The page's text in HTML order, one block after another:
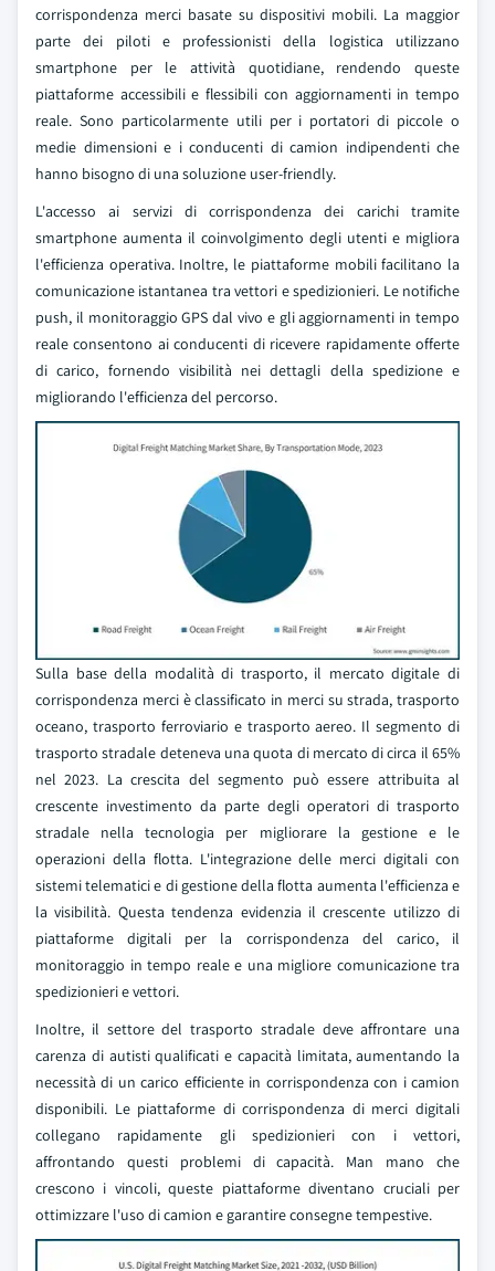
corrispondenza merci basate su dispositivi mobili. La maggior
parte dei piloti e professionisti della logistica utilizzano
smartphone per le attività quotidiane, rendendo queste
piattaforme accessibili e flessibili con aggiornamenti in tempo
reale. Sono particolarmente utili per i portatori di piccole o
medie dimensioni e i conducenti di camion indipendenti che
hanno bisogno di una soluzione user-friendly.
L'accesso ai servizi di corrispondenza dei carichi tramite
smartphone aumenta il coinvolgimento degli utenti e migliora
l'efficienza operativa. Inoltre, le piattaforme mobili facilitano la
comunicazione istantanea tra vettori e spedizionieri. Le notifiche
push, il monitoraggio GPS dal vivo e gli aggiornamenti in tempo
reale consentono ai conducenti di ricevere rapidamente offerte
di carico, fornendo visibilità nei dettagli della spedizione e
migliorando l'efficienza del percorso.
Sulla base della modalità di trasporto, il mercato digitale di
corrispondenza merci è classificato in merci su strada, trasporto
oceano, trasporto ferroviario e trasporto aereo. Il segmento di
trasporto stradale deteneva una quota di mercato di circa il 65%
nel 2023. La crescita del segmento può essere attribuita al
crescente investimento da parte degli operatori di trasporto
stradale nella tecnologia per migliorare la gestione e le
operazioni della flotta. L'integrazione delle merci digitali con
sistemi telematici e di gestione della flotta aumenta l'efficienza e
la visibilità. Questa tendenza evidenzia il crescente utilizzo di
piattaforme digitali per la corrispondenza del carico, il
monitoraggio in tempo reale e una migliore comunicazione tra
spedizionieri e vettori.
Inoltre, il settore del trasporto stradale deve affrontare una
carenza di autisti qualificati e capacità limitata, aumentando la
necessità di un carico efficiente in corrispondenza con i camion
disponibili. Le piattaforme di corrispondenza di merci digitali
collegano rapidamente gli spedizionieri con i vettori,
affrontando questi problemi di capacità. Man mano che
crescono i vincoli, queste piattaforme diventano cruciali per
ottimizzare l'uso di camion e garantire consegne tempestive.